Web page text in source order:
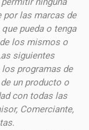
por las marcas de
pueda o tenga
los mismos o
siguientes
programas de
un producto o
con todas las
Comerciante,